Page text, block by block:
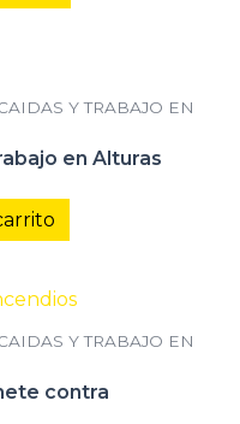
Y TRABAJO EN
en Alturas
Y TRABAJO EN
contra